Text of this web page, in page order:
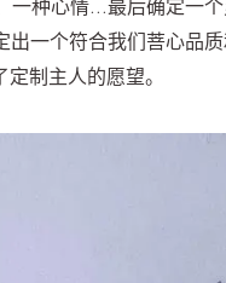
一种心情…最后确定一
一个符合我们菩心品
制主人的愿望。